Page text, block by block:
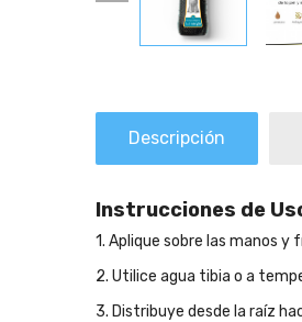
Descripción
Instrucciones de
1. Aplique sobre las manos
2. Utilice agua tibia o a
3. Distribuye desde la raíz